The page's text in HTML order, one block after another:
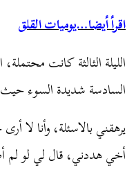
اقرأ أيضا…يوميات القلق
الليلة الثالثة كانت
السادسة شديدة السوء
يرهقني بالاسئلة، وأنا
أخي هددني، قال لي لو لم